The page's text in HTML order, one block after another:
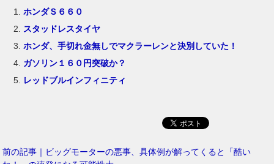
ホンダＳ６６０
スタッドレスタイヤ
ホンダ、手切れ金無しでマクラーレンと決別していた！
ガソリン１６０円突破か？
レッドブルインフィニティ
前の記事｜ビッグモーターの悪事、具体例が解ってくると「酷い